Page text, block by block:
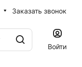
Заказать звонок
Войти